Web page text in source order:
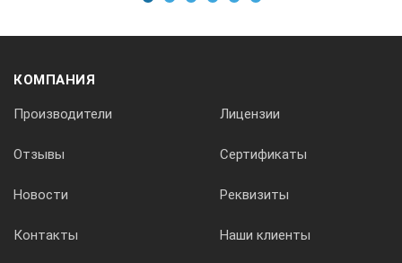
КОМПАНИЯ
Производители Лицензии
Отзывы Сертификаты
Новости Реквизиты
Контакты Наши клиенты